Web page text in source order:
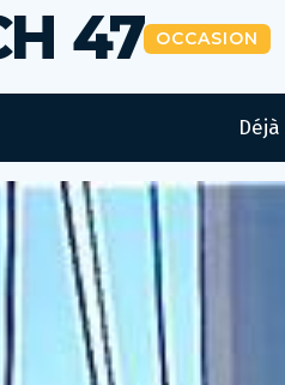
47 OCCASION
Déjà